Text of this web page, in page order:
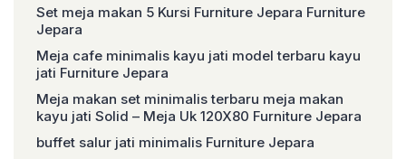
Set meja makan 5 Kursi Furniture Jepara Furniture
Jepara
Meja cafe minimalis kayu jati model terbaru kayu
jati Furniture Jepara
Meja makan set minimalis terbaru meja makan
kayu jati Solid – Meja Uk 120X80 Furniture Jepara
buffet salur jati minimalis Furniture Jepara